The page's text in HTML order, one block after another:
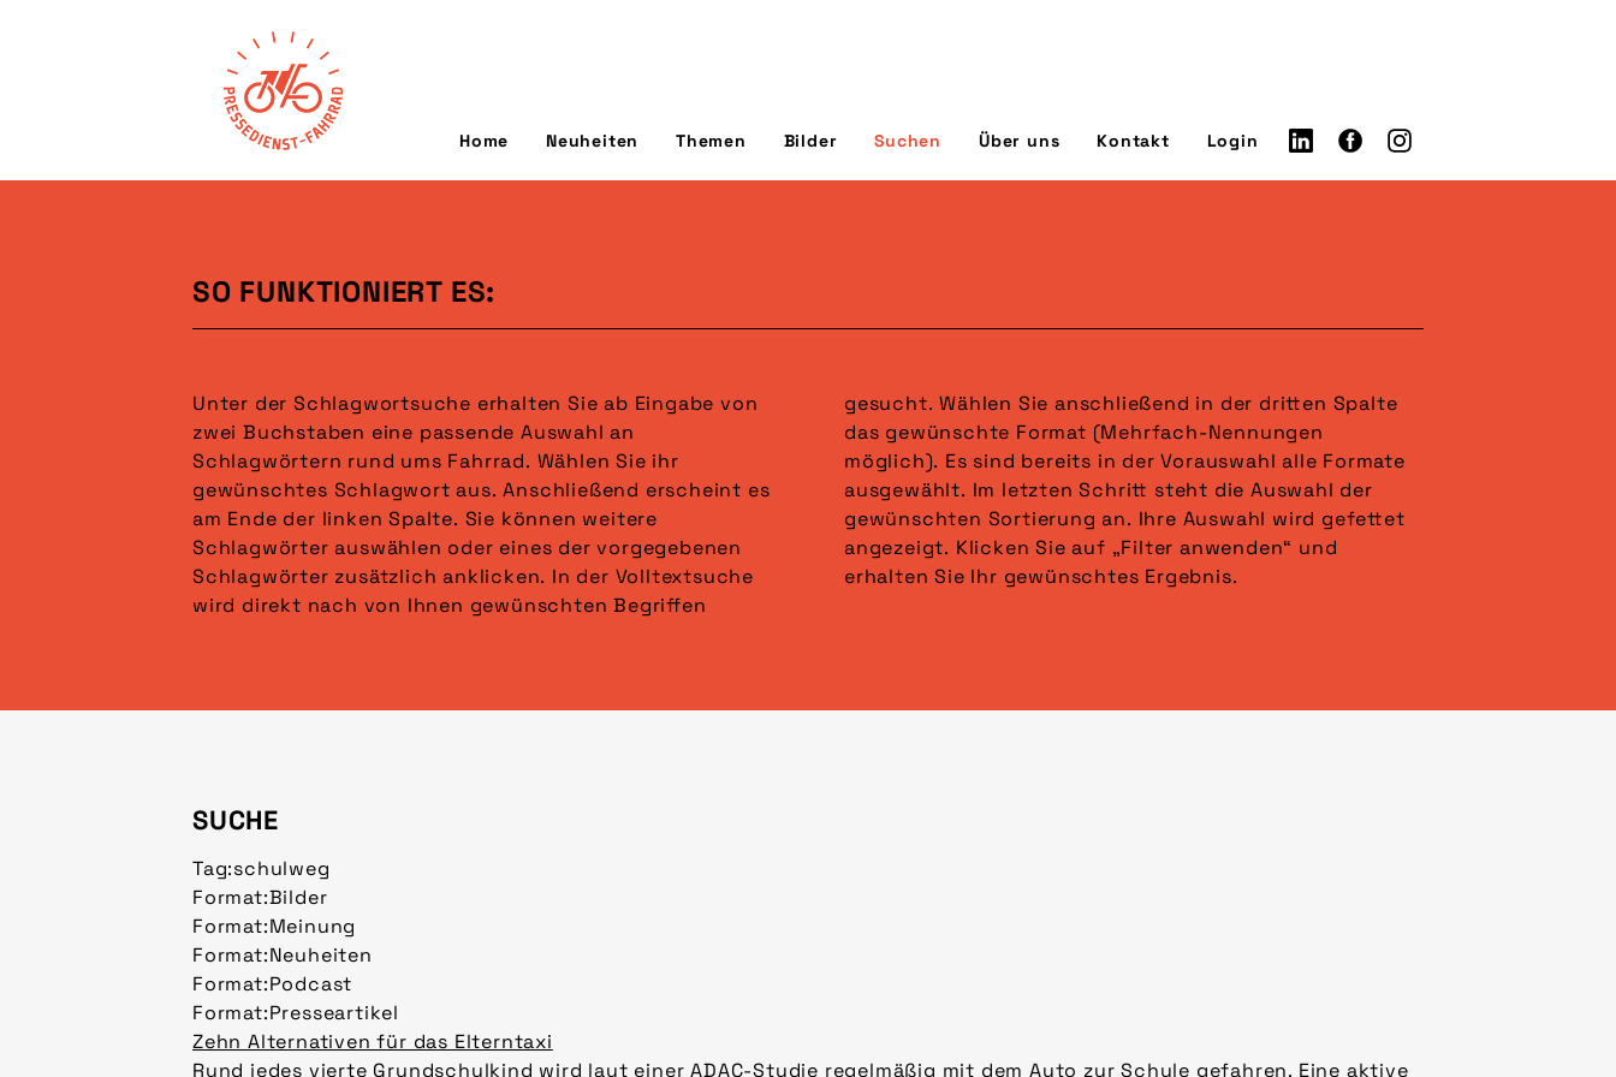
Home Neuheiten Themen Bilder Suchen Über uns Kontakt Login
SO FUNKTIONIERT ES:
Unter der Schlagwortsuche erhalten Sie ab Eingabe von
zwei Buchstaben eine passende Auswahl an
Schlagwörtern rund ums Fahrrad. Wählen Sie ihr
gewünschtes Schlagwort aus. Anschließend erscheint es
am Ende der linken Spalte. Sie können weitere
Schlagwörter auswählen oder eines der vorgegebenen
Schlagwörter zusätzlich anklicken. In der Volltextsuche
wird direkt nach von Ihnen gewünschten Begriffen
gesucht. Wählen Sie anschließend in der dritten Spalte
das gewünschte Format (Mehrfach-Nennungen
möglich). Es sind bereits in der Vorauswahl alle Formate
ausgewählt. Im letzten Schritt steht die Auswahl der
gewünschten Sortierung an. Ihre Auswahl wird gefettet
angezeigt. Klicken Sie auf „Filter anwenden“ und
erhalten Sie Ihr gewünschtes Ergebnis.
SUCHE
Tag:schulweg
Format:Bilder
Format:Meinung
Format:Neuheiten
Format:Podcast
Format:Presseartikel
Zehn Alternativen für das Elterntaxi
Rund jedes vierte Grundschulkind wird laut einer ADAC-Studie regelmäßig mit dem Auto zur Schule gefahren. Eine aktive